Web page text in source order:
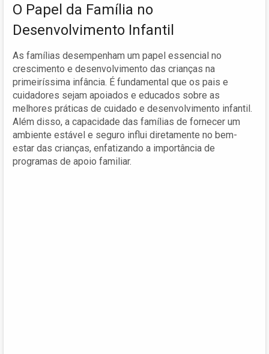
O Papel da Família no
Desenvolvimento Infantil
As famílias desempenham um papel essencial no
crescimento e desenvolvimento das crianças na
primeiríssima infância. É fundamental que os pais e
cuidadores sejam apoiados e educados sobre as
melhores práticas de cuidado e desenvolvimento infantil.
Além disso, a capacidade das famílias de fornecer um
ambiente estável e seguro influi diretamente no bem-
estar das crianças, enfatizando a importância de
programas de apoio familiar.